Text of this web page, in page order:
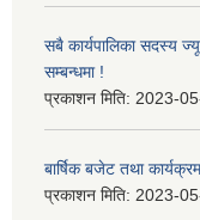
सबै कार्यपालिका सदस्य
सम्बन्धमा !
प्रकाशन मिति: 2023-
बार्षिक बजेट तथा
प्रकाशन मिति: 2023-